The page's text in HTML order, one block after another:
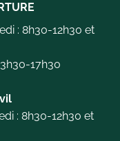
: 8h30-12h30 et
17h30
: 8h30-12h30 et